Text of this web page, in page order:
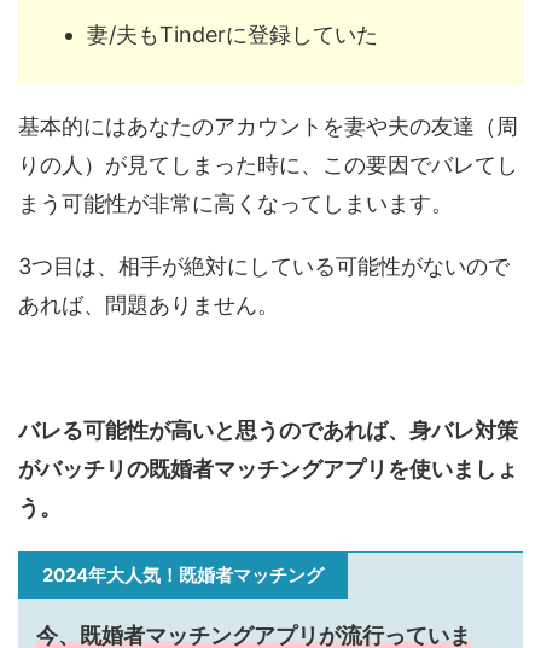
妻/夫もTinderに登録していた
基本的にはあなたのアカウントを妻や夫の友達（周
りの人）が見てしまった時に、この要因でバレてし
まう可能性が非常に高くなってしまいます。
3つ目は、相手が絶対にしている可能性がないので
あれば、問題ありません。
バレる可能性が高いと思うのであれば、身バレ対策
がバッチリの既婚者マッチングアプリを使いましょ
う。
2024年大人気！既婚者マッチング
今、既婚者マッチングアプリが流行っていま